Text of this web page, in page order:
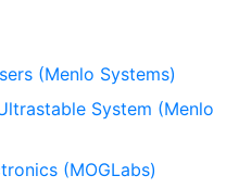
(Menlo Systems)
System (Menlo
(MOGLabs)